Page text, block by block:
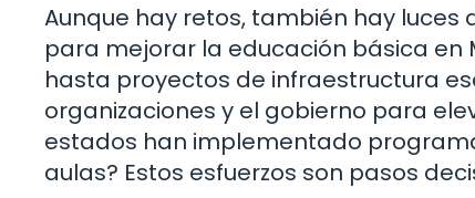
Aunque hay retos, también hay luces
para mejorar la educación básica
hasta proyectos de infraestructura
organizaciones y el gobierno para
estados han implementado
aulas? Estos esfuerzos son pasos